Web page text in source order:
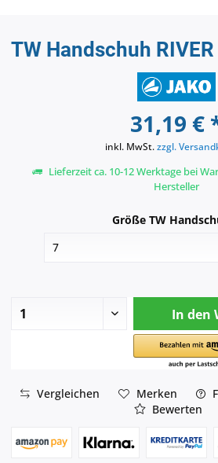
TW Handschuh
31,19 €
inkl. MwSt.zzgl.
Lieferzeit ca. 10-12 Werktage bei
Hersteller
Größe TW
In den
Vergleichen Merken
Bewerten